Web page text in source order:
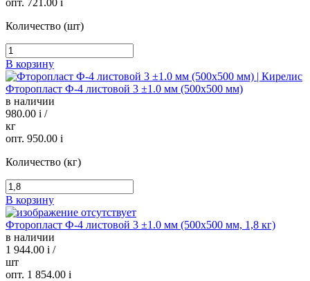
Количество (шт)
В корзину
Фторопласт Ф-4 листовой 3 ±1.0 мм (500х500 мм)
в наличии
980.00 i /
кг
опт. 950.00 i
Количество (кг)
В корзину
Фторопласт Ф-4 листовой 3 ±1.0 мм (500х500 мм, 1,8 кг)
в наличии
1 944.00 i /
шт
опт. 1 854.00 i